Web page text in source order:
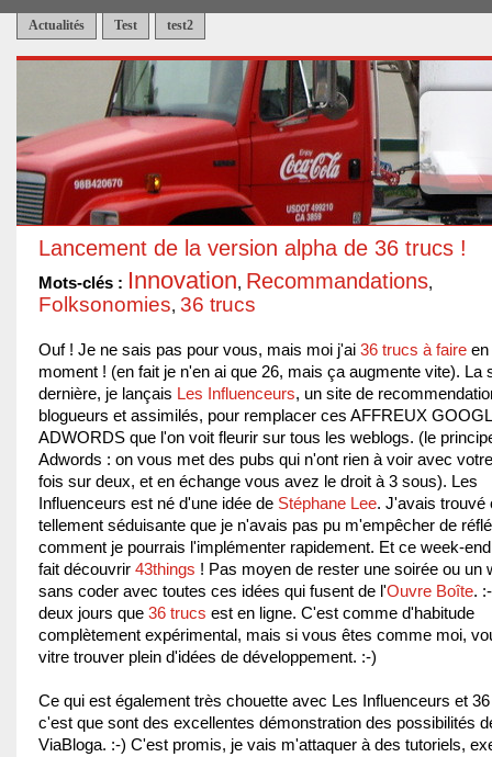
Actualités Test test2
Lancement de la version alpha de 36 trucs !
Mots-clés : Innovation, Recommandations,
Folksonomies, 36 trucs
Ouf ! Je ne sais pas pour vous, mais moi j'ai 36 trucs à faire en
moment ! (en fait je n'en ai que 26, mais ça augmente vite). La
dernière, je lançais Les Influenceurs, un site de
blogueurs et assimilés, pour remplacer ces AFFREUX
ADWORDS que l'on voit fleurir sur tous les weblogs. (le
Adwords : on vous met des pubs qui n'ont rien à voir avec
fois sur deux, et en échange vous avez le droit à 3 sous). Les
Influenceurs est né d'une idée de Stéphane Lee. J'avais trouvé
tellement séduisante que je n'avais pas pu m'empêcher de
comment je pourrais l'implémenter rapidement. Et ce week-
fait découvrir 43things ! Pas moyen de rester une soirée ou un
sans coder avec toutes ces idées qui fusent de l'Ouvre Boîte.
deux jours que 36 trucs est en ligne. C'est comme d'habitude
complètement expérimental, mais si vous êtes comme moi,
vitre trouver plein d'idées de développement. :-)
Ce qui est également très chouette avec Les Influenceurs et
c'est que sont des excellentes démonstration des possibilités
ViaBloga. :-) C'est promis, je vais m'attaquer à des tutoriels,